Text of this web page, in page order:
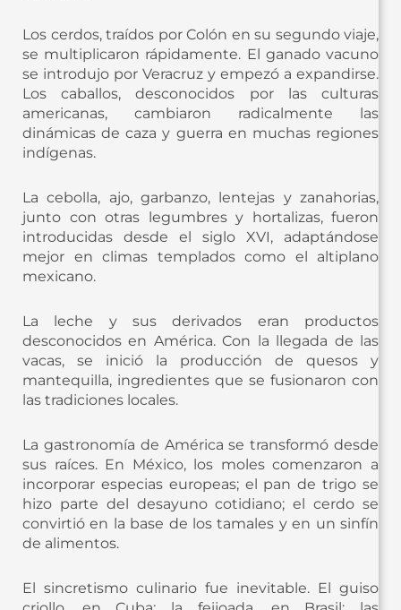
Los cerdos, traídos por Colón en su segundo viaje,
se multiplicaron rápidamente. El ganado vacuno
se introdujo por Veracruz y empezó a expandirse.
Los caballos, desconocidos por las culturas
americanas, cambiaron radicalmente las
dinámicas de caza y guerra en muchas regiones
indígenas.
La cebolla, ajo, garbanzo, lentejas y zanahorias,
junto con otras legumbres y hortalizas, fueron
introducidas desde el siglo XVI, adaptándose
mejor en climas templados como el altiplano
mexicano.
La leche y sus derivados eran productos
desconocidos en América. Con la llegada de las
vacas, se inició la producción de quesos y
mantequilla, ingredientes que se fusionaron con
las tradiciones locales.
La gastronomía de América se transformó desde
sus raíces. En México, los moles comenzaron a
incorporar especias europeas; el pan de trigo se
hizo parte del desayuno cotidiano; el cerdo se
convirtió en la base de los tamales y en un sinfín
de alimentos.
El sincretismo culinario fue inevitable. El guiso